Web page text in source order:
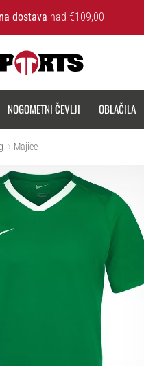
dostava nad €109,00
NOGOMETNI ČEVLJI OBLAČILA
Majice